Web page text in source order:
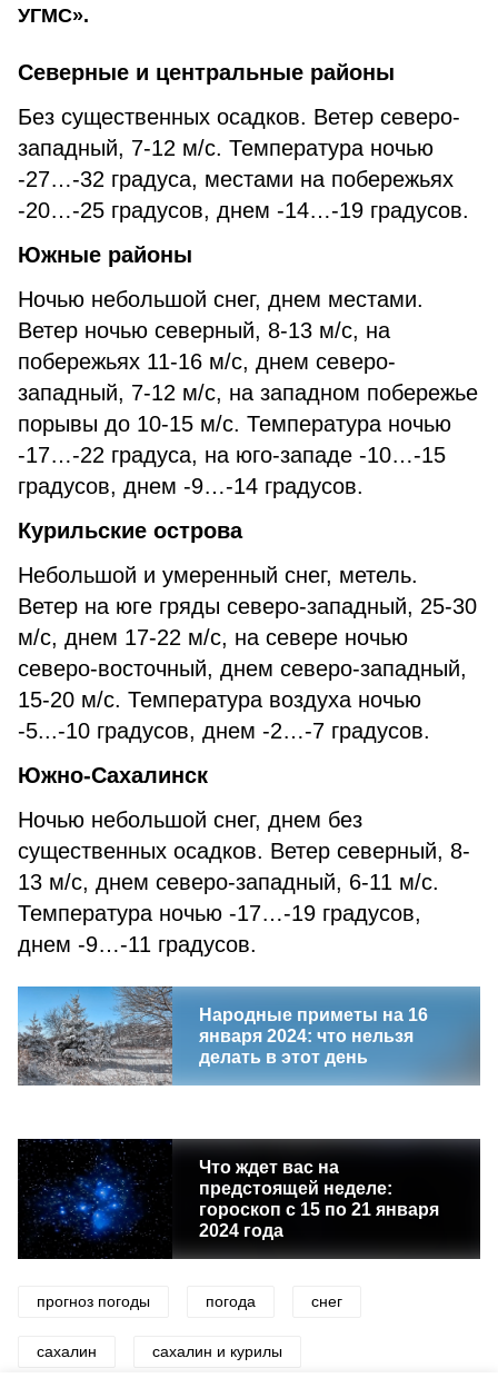
УГМС».
Северные и центральные районы
Без существенных осадков. Ветер северо-
западный, 7-12 м/с. Температура ночью
-27…-32 градуса, местами на побережьях
-20…-25 градусов, днем -14…-19 градусов.
Южные районы
Ночью небольшой снег, днем местами.
Ветер ночью северный, 8-13 м/с, на
побережьях 11-16 м/с, днем северо-
западный, 7-12 м/с, на западном побережье
порывы до 10-15 м/с. Температура ночью
-17…-22 градуса, на юго-западе -10…-15
градусов, днем -9…-14 градусов.
Курильские острова
Небольшой и умеренный снег, метель.
Ветер на юге гряды северо-западный, 25-30
м/с, днем 17-22 м/с, на севере ночью
северо-восточный, днем северо-западный,
15-20 м/с. Температура воздуха ночью
-5...-10 градусов, днем -2…-7 градусов.
Южно-Сахалинск
Ночью небольшой снег, днем без
существенных осадков. Ветер северный, 8-
13 м/с, днем северо-западный, 6-11 м/с.
Температура ночью -17…-19 градусов,
днем -9…-11 градусов.
Народные приметы на 16
января 2024: что нельзя
делать в этот день
Что ждет вас на
предстоящей неделе:
гороскоп с 15 по 21 января
2024 года
прогноз погоды погода снег
сахалин сахалин и курилы